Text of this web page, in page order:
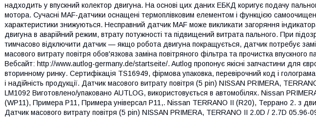
надходить у впускний колектор двигуна. На основі цих даних ЕБКД коригує подачу
мотора. Сучасні MAF-датчики оснащені термоплівковим елементом і функцією
характеристики знижуються. Несправний датчик MAF може викликати загоряння
двигуна в аварійний режим, втрату потужності та підвищений витрата пального. При
тимчасово відключити датчик — якщо робота двигуна покращується, датчик потребує
масового витрату повітря обов'язкова заміна повітряного фільтра та прочистка впускного
Вебсайт: http://www.autlog-germany.de/startseite/. Autlog пропонує якісні запчастини для
вторинному ринку. Сертифікація TS16949, фірмова упаковка, перевірочний код і
і надійність продукції. Датчик масового витрату повітря (5 pin) NISSAN PRIMERA,
LM1092 Виготовлено/упаковано AUTLOG, використовується в автомобілях. Nissan
(WP11), Примера Р11, Примера універсал Р11,. Nissan TERRANO II (R20), Террано 2. з
Датчик масового витрату повітря (5 pin) NISSAN PRIMERA, TERRANO II 2.0D / 2.7D 05.96-